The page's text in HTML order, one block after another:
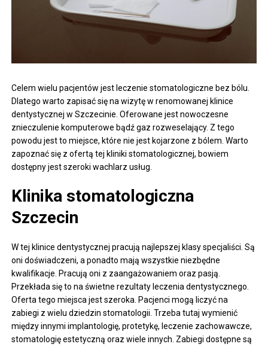
Celem wielu pacjentów jest leczenie stomatologiczne bez bólu.
Dlatego warto zapisać się na wizytę w renomowanej klinice
dentystycznej w Szczecinie. Oferowane jest nowoczesne
znieczulenie komputerowe bądź gaz rozweselający. Z tego
powodu jest to miejsce, które nie jest kojarzone z bólem. Warto
zapoznać się z ofertą tej kliniki stomatologicznej, bowiem
dostępny jest szeroki wachlarz usług.
Klinika stomatologiczna
Szczecin
W tej klinice dentystycznej pracują najlepszej klasy specjaliści. Są
oni doświadczeni, a ponadto mają wszystkie niezbędne
kwalifikacje. Pracują oni z zaangażowaniem oraz pasją.
Przekłada się to na świetne rezultaty leczenia dentystycznego.
Oferta tego miejsca jest szeroka. Pacjenci mogą liczyć na
zabiegi z wielu dziedzin stomatologii. Trzeba tutaj wymienić
między innymi implantologię, protetykę, leczenie zachowawcze,
stomatologię estetyczną oraz wiele innych. Zabiegi dostępne są